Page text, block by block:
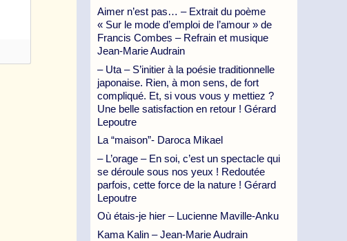
Aimer n’est pas… – Extrait du poème
« Sur le mode d’emploi de l’amour » de
Francis Combes – Refrain et musique
Jean-Marie Audrain
– Uta – S’initier à la poésie traditionnelle
japonaise. Rien, à mon sens, de fort
compliqué. Et, si vous vous y mettiez ?
Une belle satisfaction en retour ! Gérard
Lepoutre
La “maison”- Daroca Mikael
– L’orage – En soi, c’est un spectacle qui
se déroule sous nos yeux ! Redoutée
parfois, cette force de la nature ! Gérard
Lepoutre
Où étais-je hier – Lucienne Maville-Anku
Kama Kalin – Jean-Marie Audrain